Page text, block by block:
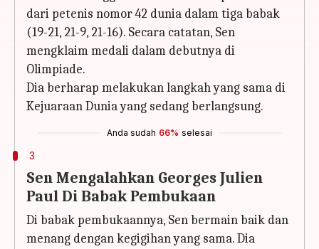
dari petenis nomor 42 dunia dalam tiga babak
(19-21, 21-9, 21-16). Secara catatan, Sen
mengklaim medali dalam debutnya di
Olimpiade.
Dia berharap melakukan langkah yang sama di
Kejuaraan Dunia yang sedang berlangsung.
Anda sudah 66% selesai
3
Sen Mengalahkan Georges Julien
Paul Di Babak Pembukaan
Di babak pembukaannya, Sen bermain baik dan
menang dengan kegigihan yang sama. Dia